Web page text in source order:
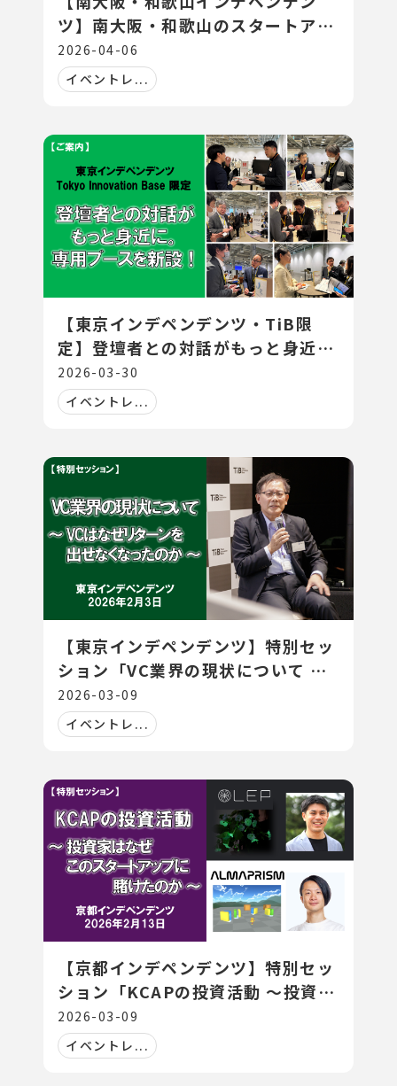
ツ】南大阪・和歌山のスタートアッ
プ動向について
2026-04-06
イベントレ...
【東京インデペンデンツ・TiB限
定】登壇者との対話がもっと身近
に。専用ブースを新設！
2026-03-30
イベントレ...
【東京インデペンデンツ】特別セッ
ション「VC業界の現状について ～
VCはなぜリターンを出せなくなっ
たのか～」
2026-03-09
イベントレ...
【京都インデペンデンツ】特別セッ
ション「KCAPの投資活動 ～投資家
はなぜ、このスタートアップに賭け
たのか～」
2026-03-09
イベントレ...